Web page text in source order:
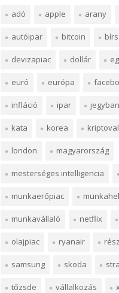
adó apple arany
autóipar bitcoin
devizapiac dollár
euró európa
infláció ipar
kata korea
london magyarország
mesterséges intelligencia
munkaerőpiac
munkavállaló netflix
olajpiac ryanair
samsung skoda
tőzsde vállalkozás